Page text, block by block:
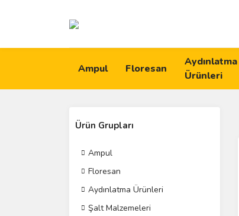
Ampul Floresan
Aydınlatma
Ürünleri
Ürün Grupları
Ampul
Floresan
Aydınlatma Ürünleri
Şalt Malzemeleri